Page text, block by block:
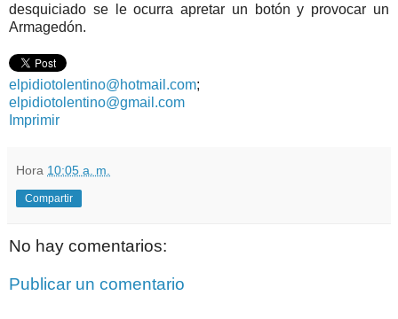
desquiciado se le ocurra apretar un botón y provocar un
Armagedón.
elpidiotolentino@hotmail.com;
elpidiotolentino@gmail.com
Imprimir
Hora 10:05 a. m.
Compartir
No hay comentarios:
Publicar un comentario